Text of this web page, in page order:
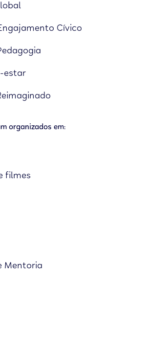
Cívico
estar
organizados em:
filmes
Mentoria